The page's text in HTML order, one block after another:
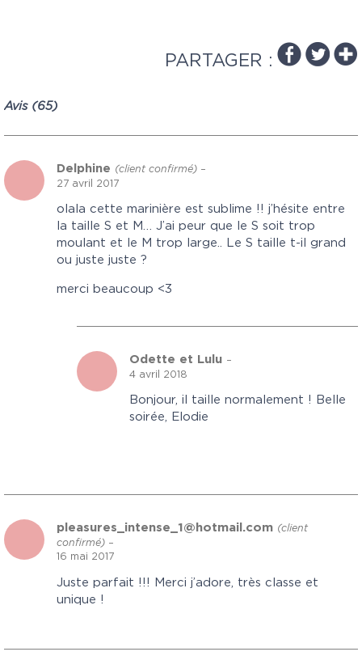
PARTAGER :
Avis (65)
Delphine (client confirmé) –
27 avril 2017
olala cette marinière est sublime !! j’hésite entre
la taille S et M… J’ai peur que le S soit trop
moulant et le M trop large.. Le S taille t-il grand
ou juste juste ?
merci beaucoup <3
Odette et Lulu –
4 avril 2018
Bonjour, il taille normalement ! Belle
soirée, Elodie
pleasures_intense_1@hotmail.com (client
confirmé) –
16 mai 2017
Juste parfait !!! Merci j’adore, très classe et
unique !